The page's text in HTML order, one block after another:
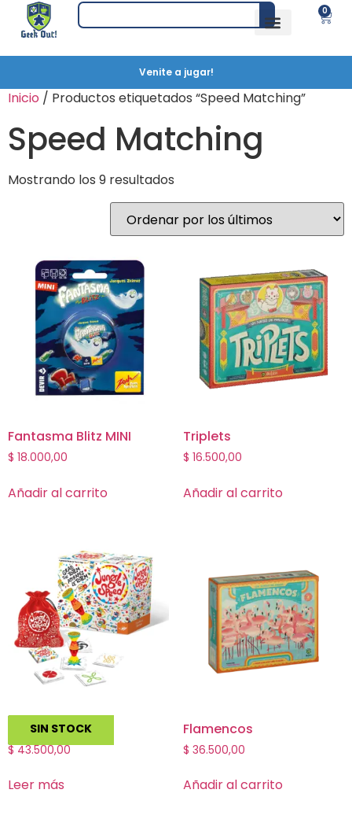
0
Venite a jugar!
Inicio / Productos etiquetados “Speed Matching”
Speed Matching
Mostrando los 9 resultados
Fantasma Blitz MINI
$ 18.000,00
Añadir al carrito
Triplets
$ 16.500,00
Añadir al carrito
SIN STOCK
Jungle Speed
$43.500,00
Leer más
Flamencos
$ 36.500,00
Añadir al carrito